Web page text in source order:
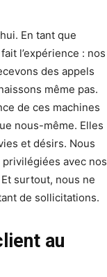
En tant que
l’expérience : nos
des appels
même pas.
de ces machines
nous-même. Elles
et désirs. Nous
privilégiées avec nos
surtout, nous ne
de sollicitations.
au